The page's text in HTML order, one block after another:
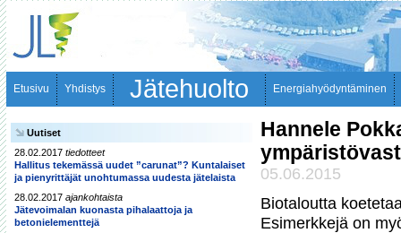
Etusivu Yhdistys Jätehuolto Energiahyödyntäminen
Uutiset
28.02.2017 tiedotteet
Hallitus tekemässä uudet ”carunat”? Kuntalaiset
ja pienyrittäjät unohtumassa uudesta jätelaista
28.02.2017 ajankohtaista
Jätevoimalan kuonasta pihalaattoja ja
betonielementtejä
Hannele
05.06.2015
Biotaloutta
Esimerkkejä on